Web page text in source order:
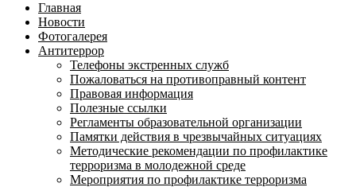
Главная
Новости
Фотогалерея
Антитеррор
Телефоны экстренных служб
Пожаловаться на противоправный контент
Правовая информация
Полезные ссылки
Регламенты образовательной организации
Памятки действия в чрезвычайных ситуациях
Методические рекомендации по профилактике
терроризма в молодежной среде
Мероприятия по профилактике терроризма